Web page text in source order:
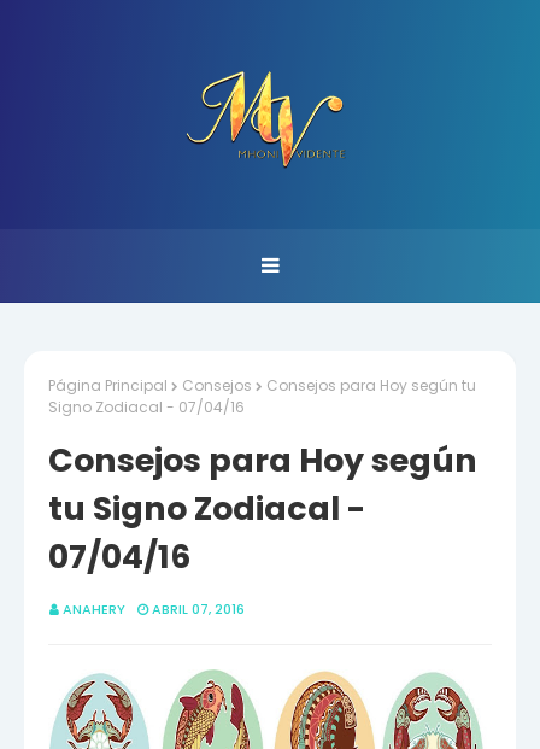
Página Principal Consejos
Consejos para Hoy según tu
Signo Zodiacal - 07/04/16
Consejos para Hoy según
tu Signo Zodiacal -
07/04/16
ANAHERY ABRIL 07, 2016